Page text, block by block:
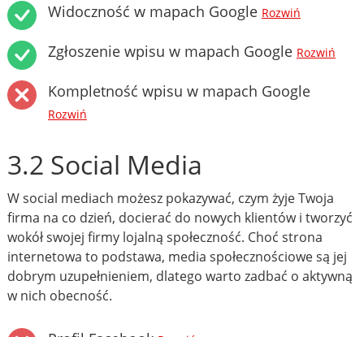
Widoczność w mapach Google Rozwiń
Zgłoszenie wpisu w mapach Google Rozwiń
Kompletność wpisu w mapach Google
Rozwiń
3.2 Social Media
W social mediach możesz pokazywać, czym żyje Twoja
firma na co dzień, docierać do nowych klientów i tworzyć
wokół swojej firmy lojalną społeczność. Choć strona
internetowa to podstawa, media społecznościowe są jej
dobrym uzupełnieniem, dlatego warto zadbać o aktywną
w nich obecność.